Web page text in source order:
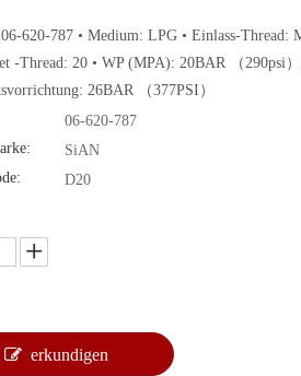
620-787 • Medium: LPG • Einlass-Thread:
-Thread: 20 • WP (MPA): 20BAR （290psi
26BAR （377PSI）
06-620-787
SiAN
D20
erkundigen